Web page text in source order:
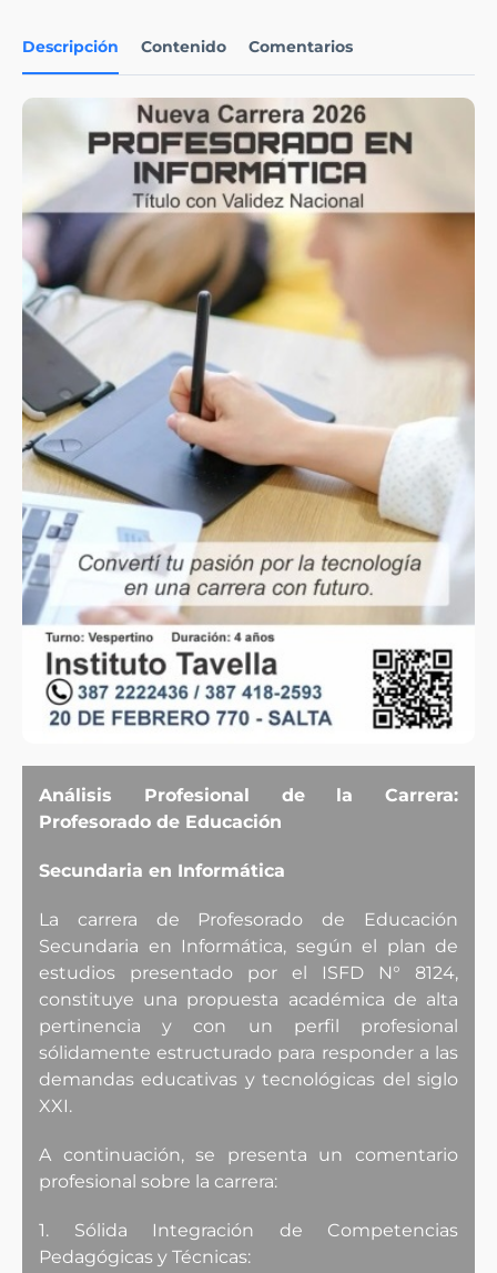
Descripción Contenido Comentarios
Análisis Profesional de la Carrera:
Profesorado de Educación
Secundaria en Informática
La carrera de Profesorado de Educación
Secundaria en Informática, según el plan de
estudios presentado por el ISFD N° 8124,
constituye una propuesta académica de alta
pertinencia y con un perfil profesional
sólidamente estructurado para responder a las
demandas educativas y tecnológicas del siglo
XXI.
A continuación, se presenta un comentario
profesional sobre la carrera:
1. Sólida Integración de Competencias
Pedagógicas y Técnicas: